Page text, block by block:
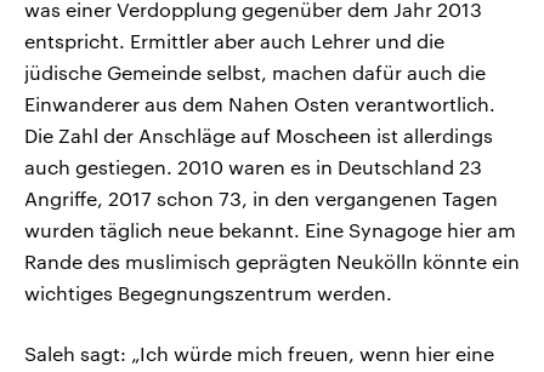
was einer Verdopplung gegenüber dem Jahr 2013
entspricht. Ermittler aber auch Lehrer und die
jüdische Gemeinde selbst, machen dafür auch die
Einwanderer aus dem Nahen Osten verantwortlich.
Die Zahl der Anschläge auf Moscheen ist allerdings
auch gestiegen. 2010 waren es in Deutschland 23
Angriffe, 2017 schon 73, in den vergangenen Tagen
wurden täglich neue bekannt. Eine Synagoge hier am
Rande des muslimisch geprägten Neukölln könnte ein
wichtiges Begegnungszentrum werden.
Saleh sagt: „Ich würde mich freuen, wenn hier eine